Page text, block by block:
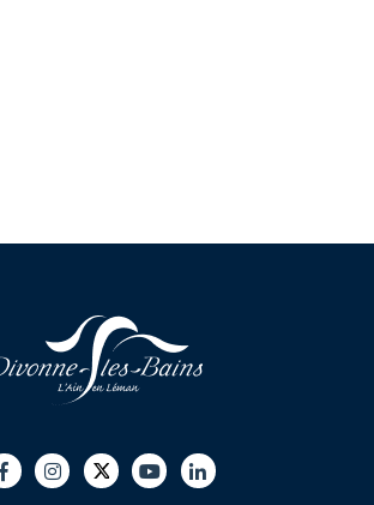
FacebookInstagram
TwitterYoutubeLinkedIn